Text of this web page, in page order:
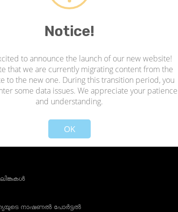
as Charge Officer of Chief Minister's Public Grievance
ലിങ്കുകൾ
നാഷണൽ പോർട്ടൽ
Notice!
to announce the launch of our new website!
that we are currently migrating content from the
to the new one. During this transition period, you
some data issues. We appreciate your patience
and understanding.
OK